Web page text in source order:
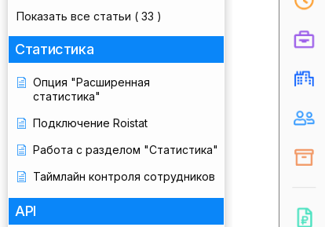
Показать все статьи ( 33 )
Статистика
Опция "Расширенная
статистика"
Подключение Roistat
Работа с разделом "Статистика"
Таймлайн контроля сотрудников
API